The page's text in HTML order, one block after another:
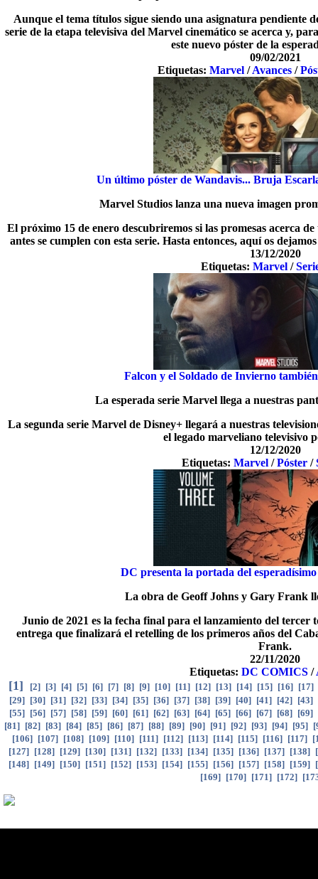
Aunque el tema títulos sigue siendo una asignatura pendiente
serie de la etapa televisiva del Marvel cinemático se acerca y,
este nuevo póster de la
09/02/2021
Etiquetas:Marvel /Avances /
Un último póster de Wandavis... Bruja
Marvel Studios lanza una nueva imagen
El próximo 15 de enero descubriremos si las promesas acerca
antes se cumplen con esta serie. Hasta entonces, aquí os
13/12/2020
Etiquetas:Marvel /
Falcon y el Soldado de Invierno
La esperada serie Marvel llega a nuestras
La segunda serie Marvel de Disney+ llegará a nuestras
el legado marveliano televisivo
12/12/2020
Etiquetas: Marvel /Póster /
DC presenta la portada del
La obra de Geoff Johns y Gary Frank
Junio de 2021 es la fecha final para el lanzamiento del
entrega que finalizará el retelling de los primeros años del
Frank.
22/11/2020
Etiquetas: DC COMICS /
[1] [2] [3] [4] [5] [6] [7] [8] [9] [10] [11] [12] [13] [14] [15] [16] [17]
[29] [30] [31] [32] [33] [34] [35] [36] [37] [38] [39] [40] [41] [42] [43]
[55] [56] [57] [58] [59] [60] [61] [62] [63] [64] [65] [66] [67] [68] [69]
[81] [82] [83] [84] [85] [86] [87] [88] [89] [90] [91] [92] [93] [94] [95] [
[106] [107] [108] [109] [110] [111] [112] [113] [114] [115] [116] [117] [
[127] [128] [129] [130] [131] [132] [133] [134] [135] [136] [137] [138] [
[148] [149] [150] [151] [152] [153] [154] [155] [156] [157] [158] [159] [
[169] [170] [171] [172] [